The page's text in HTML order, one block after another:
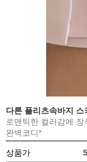
다론 플리츠속바지 스
로맨틱한 컬러감에
완벽코디*
상품가